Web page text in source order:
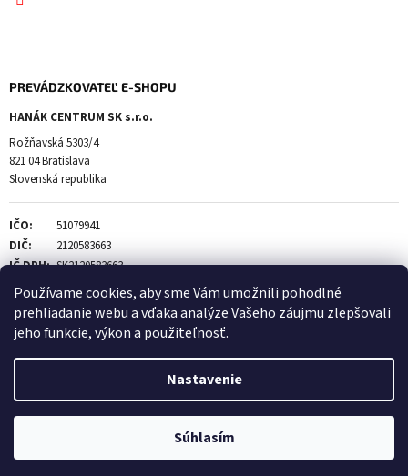
Používame cookies, aby sme Vám umožnili pohodlné
prehliadanie webu a vďaka analýze Vašeho záujmu zlepšovali
jeho funkcie, výkon a použiteľnosť.
Nastavenie
Súhlasím
PREVÁDZKOVATEĽ E-SHOPU
HANÁK CENTRUM SK s.r.o.
Rožňavská 5303/4
821 04 Bratislava
Slovenská republika
IČO:
51079941
DIČ:
2120583663
IČ DPH: SK2120583663
Copyright 2026SPOTREBIČE-CENTRUM.SK. Všetky práva
vyhradené.